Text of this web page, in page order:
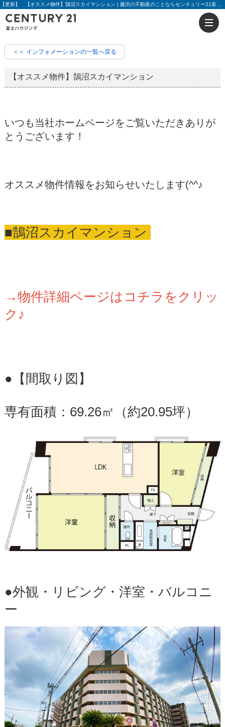
＜＜ インフォメーションの一覧へ戻る
【オススメ物件】鵠沼スカイマンション
いつも当社ホームページをご覧いただきありが
とうございます！
オススメ物件情報をお知らせいたします(^^♪
■鵠沼スカイマンション
→物件詳細ページはコチラをクリッ
ク♪
●【間取り図】
専有面積：69.26㎡（約20.95坪）
●外観・リビング・洋室・バルコニ
ー